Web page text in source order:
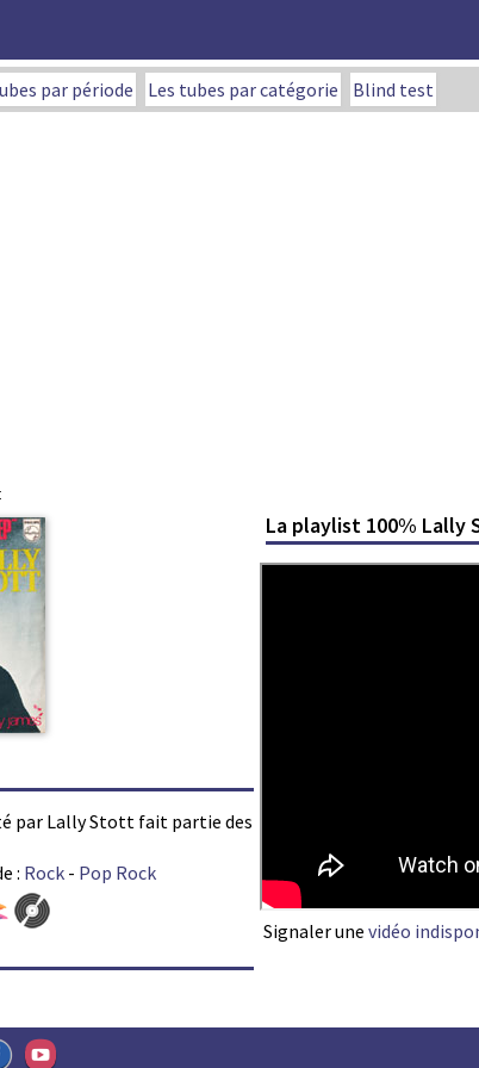
par période Les tubes par catégorie Blind test
par Lally Stott fait partie des
: Rock - Pop Rock
La playlist 100% Lally
Signaler une vidéo